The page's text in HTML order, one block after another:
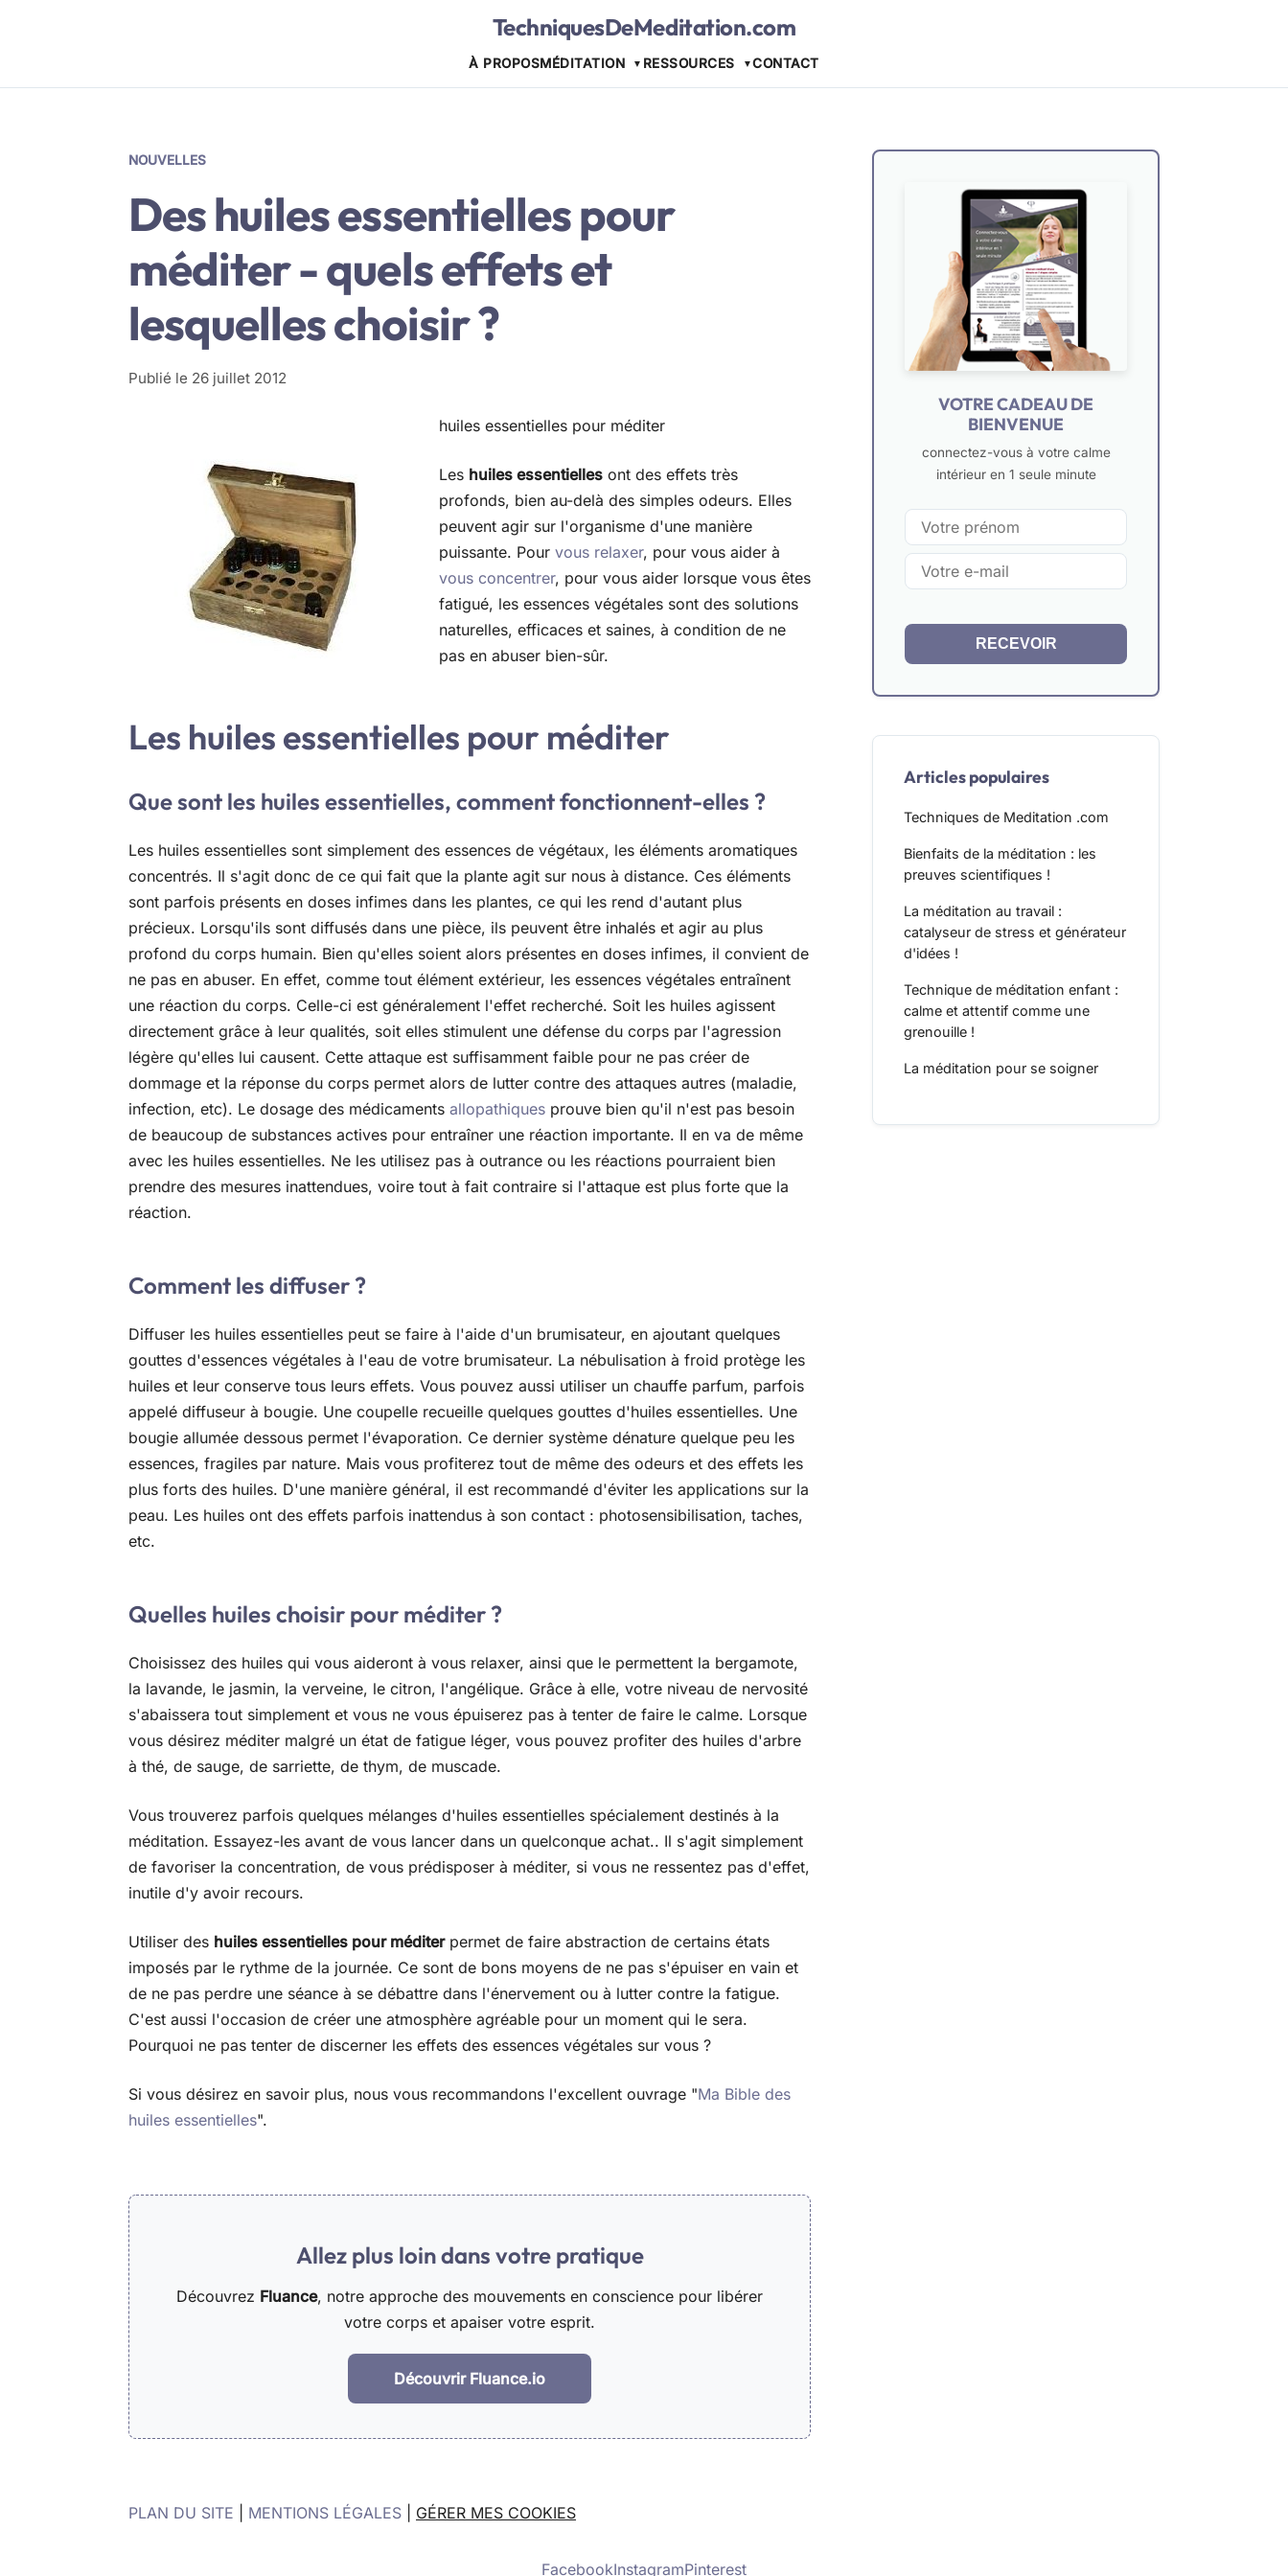
TechniquesDeMeditation.com
À PROPOSMÉDITATION RESSOURCES CONTACT
NOUVELLES
Des huiles essentielles pour
méditer - quels effets et
lesquelles choisir ?
Publié le 26 juillet 2012
huiles essentielles pour méditer
Les huiles essentielles ont des effets très
profonds, bien au-delà des simples odeurs. Elles
peuvent agir sur l'organisme d'une manière
puissante. Pour vous relaxer, pour vous aider à
vous concentrer, pour vous aider lorsque vous êtes
fatigué, les essences végétales sont des solutions
naturelles, efficaces et saines, à condition de ne
pas en abuser bien-sûr.
Les huiles essentielles pour méditer
Que sont les huiles essentielles, comment fonctionnent-elles ?
Les huiles essentielles sont simplement des essences de végétaux, les éléments aromatiques
concentrés. Il s'agit donc de ce qui fait que la plante agit sur nous à distance. Ces éléments
sont parfois présents en doses infimes dans les plantes, ce qui les rend d'autant plus
précieux. Lorsqu'ils sont diffusés dans une pièce, ils peuvent être inhalés et agir au plus
profond du corps humain. Bien qu'elles soient alors présentes en doses infimes, il convient de
ne pas en abuser. En effet, comme tout élément extérieur, les essences végétales entraînent
une réaction du corps. Celle-ci est généralement l'effet recherché. Soit les huiles agissent
directement grâce à leur qualités, soit elles stimulent une défense du corps par l'agression
légère qu'elles lui causent. Cette attaque est suffisamment faible pour ne pas créer de
dommage et la réponse du corps permet alors de lutter contre des attaques autres (maladie,
infection, etc). Le dosage des médicaments allopathiques prouve bien qu'il n'est pas besoin
de beaucoup de substances actives pour entraîner une réaction importante. Il en va de même
avec les huiles essentielles. Ne les utilisez pas à outrance ou les réactions pourraient bien
prendre des mesures inattendues, voire tout à fait contraire si l'attaque est plus forte que la
réaction.
Comment les diffuser ?
Diffuser les huiles essentielles peut se faire à l'aide d'un brumisateur, en ajoutant quelques
gouttes d'essences végétales à l'eau de votre brumisateur. La nébulisation à froid protège les
huiles et leur conserve tous leurs effets. Vous pouvez aussi utiliser un chauffe parfum, parfois
appelé diffuseur à bougie. Une coupelle recueille quelques gouttes d'huiles essentielles. Une
bougie allumée dessous permet l'évaporation. Ce dernier système dénature quelque peu les
essences, fragiles par nature. Mais vous profiterez tout de même des odeurs et des effets les
plus forts des huiles. D'une manière général, il est recommandé d'éviter les applications sur la
peau. Les huiles ont des effets parfois inattendus à son contact : photosensibilisation, taches,
etc.
Quelles huiles choisir pour méditer ?
Choisissez des huiles qui vous aideront à vous relaxer, ainsi que le permettent la bergamote,
la lavande, le jasmin, la verveine, le citron, l'angélique. Grâce à elle, votre niveau de nervosité
s'abaissera tout simplement et vous ne vous épuiserez pas à tenter de faire le calme. Lorsque
vous désirez méditer malgré un état de fatigue léger, vous pouvez profiter des huiles d'arbre
à thé, de sauge, de sarriette, de thym, de muscade.
Vous trouverez parfois quelques mélanges d'huiles essentielles spécialement destinés à la
méditation. Essayez-les avant de vous lancer dans un quelconque achat.. Il s'agit simplement
de favoriser la concentration, de vous prédisposer à méditer, si vous ne ressentez pas d'effet,
inutile d'y avoir recours.
Utiliser des huiles essentielles pour méditerpermet de faire abstraction de certains états
imposés par le rythme de la journée. Ce sont de bons moyens de ne pas s'épuiser en vain et
de ne pas perdre une séance à se débattre dans l'énervement ou à lutter contre la fatigue.
C'est aussi l'occasion de créer une atmosphère agréable pour un moment qui le sera.
Pourquoi ne pas tenter de discerner les effets des essences végétales sur vous ?
Si vous désirez en savoir plus, nous vous recommandons l'excellent ouvrage "Ma Bible des
huiles essentielles".
Allez plus loin dans votre pratique
Découvrez Fluance, notre approche des mouvements en conscience pour libérer
votre corps et apaiser votre esprit.
Découvrir Fluance.io
VOTRE CADEAU DE
BIENVENUE
connectez-vous à votre calme
intérieur en 1 seule minute
RECEVOIR
Articles populaires
Techniques de Meditation .com
Bienfaits de la méditation : les
preuves scientifiques !
La méditation au travail :
catalyseur de stress et générateur
d'idées !
Technique de méditation enfant :
calme et attentif comme une
grenouille !
La méditation pour se soigner
PLAN DU SITE MENTIONS LÉGALES GÉRER MES COOKIES
FacebookInstagramPinterest